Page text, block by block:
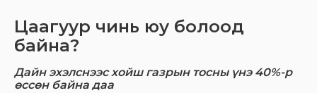
Цаагуур чинь юу болоод
байна?
Дайн эхэлснээс хойш газрын тосны үнэ 40%-р
өссөн байна даа